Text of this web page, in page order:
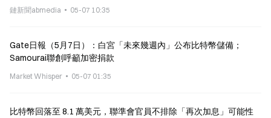
鏈新聞abmedia 05-07 10:35
Gate日報（5月7日）：白宮「未來幾週內」公布比特幣儲備；
Samourai聯創呼籲加密捐款
Market Whisper 05-07 01:35
比特幣回落至 8.1 萬美元，聯準會官員不排除「再次加息」可能性